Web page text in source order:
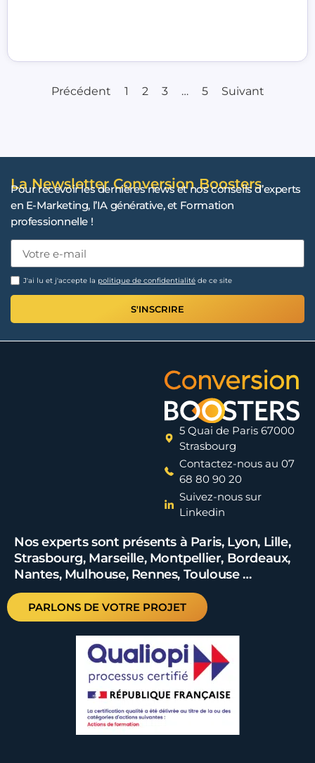
Précédent 1 2 3 … 5 Suivant
La Newsletter Conversion Boosters
Pour recevoir les dernières news et nos conseils d’experts
en E-Marketing, l’IA générative, et Formation
professionnelle !
J'ai lu et j'accepte la politique de confidentialité de ce site
S'INSCRIRE
5 Quai de Paris 67000
Strasbourg
Contactez-nous au 07
68 80 90 20
Suivez-nous sur
Linkedin
Nos experts sont présents à Paris, Lyon, Lille,
Strasbourg, Marseille, Montpellier, Bordeaux,
Nantes, Mulhouse, Rennes, Toulouse …
PARLONS DE VOTRE PROJET